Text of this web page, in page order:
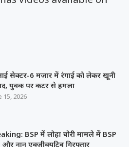
सेक्टर-6 मजार में रंगाई को लेकर खूनी
युवक पर कटर से हमला
15, 2026
BSP में लोहा चोरी मामले में BSP
और नान एक्जीक्यूटिव गिरफ्तार